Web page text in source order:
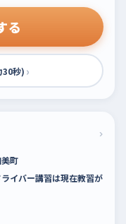
る
30秒) ›
›
町
イバー講習は現在教習が